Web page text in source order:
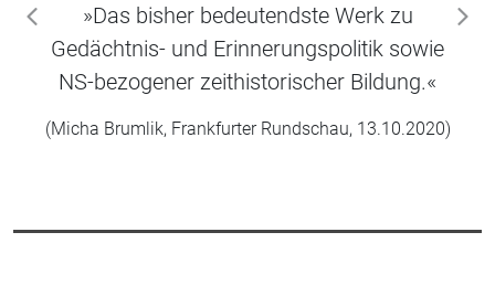
»Das bisher bedeutendste Werk zu
Gedächtnis- und Erinnerungspolitik sowie
NS-bezogener zeithistorischer Bildung.«
(Micha Brumlik, Frankfurter Rundschau, 13.10.2020)
zurück